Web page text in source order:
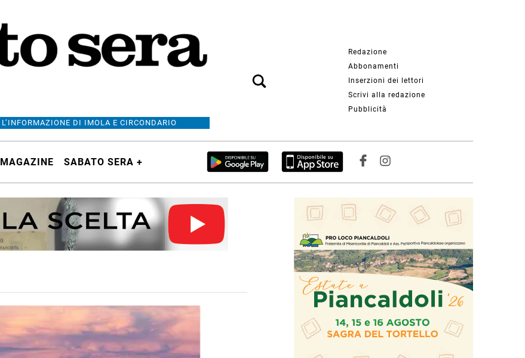
L’INFORMAZIONE DI IMOLA E CIRCONDARIO
Redazione
Abbonamenti
Inserzioni dei lettori
Scrivi alla redazione
Pubblicità
MAGAZINE SABATO SERA +